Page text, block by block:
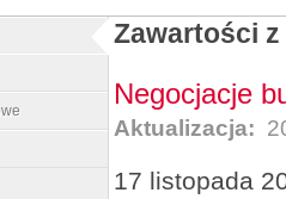
Zawartości
Negocjacje
Aktualizacja:
17 listopada